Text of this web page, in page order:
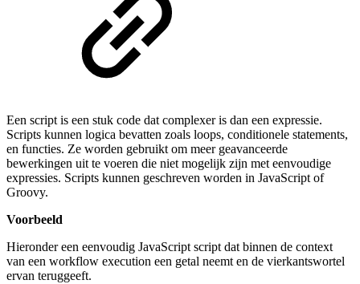
Een script is een stuk code dat complexer is dan een expressie.
Scripts kunnen logica bevatten zoals loops, conditionele statements,
en functies. Ze worden gebruikt om meer geavanceerde
bewerkingen uit te voeren die niet mogelijk zijn met eenvoudige
expressies. Scripts kunnen geschreven worden in JavaScript of
Groovy.
Voorbeeld
Hieronder een eenvoudig JavaScript script dat binnen de context
van een workflow execution een getal neemt en de vierkantswortel
ervan teruggeeft.